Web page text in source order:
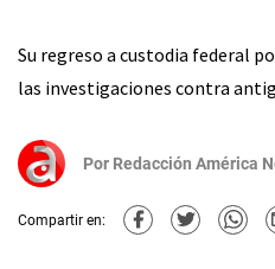
Su regreso a custodia federal
las investigaciones contra
Por Redacción América
Compartir en: